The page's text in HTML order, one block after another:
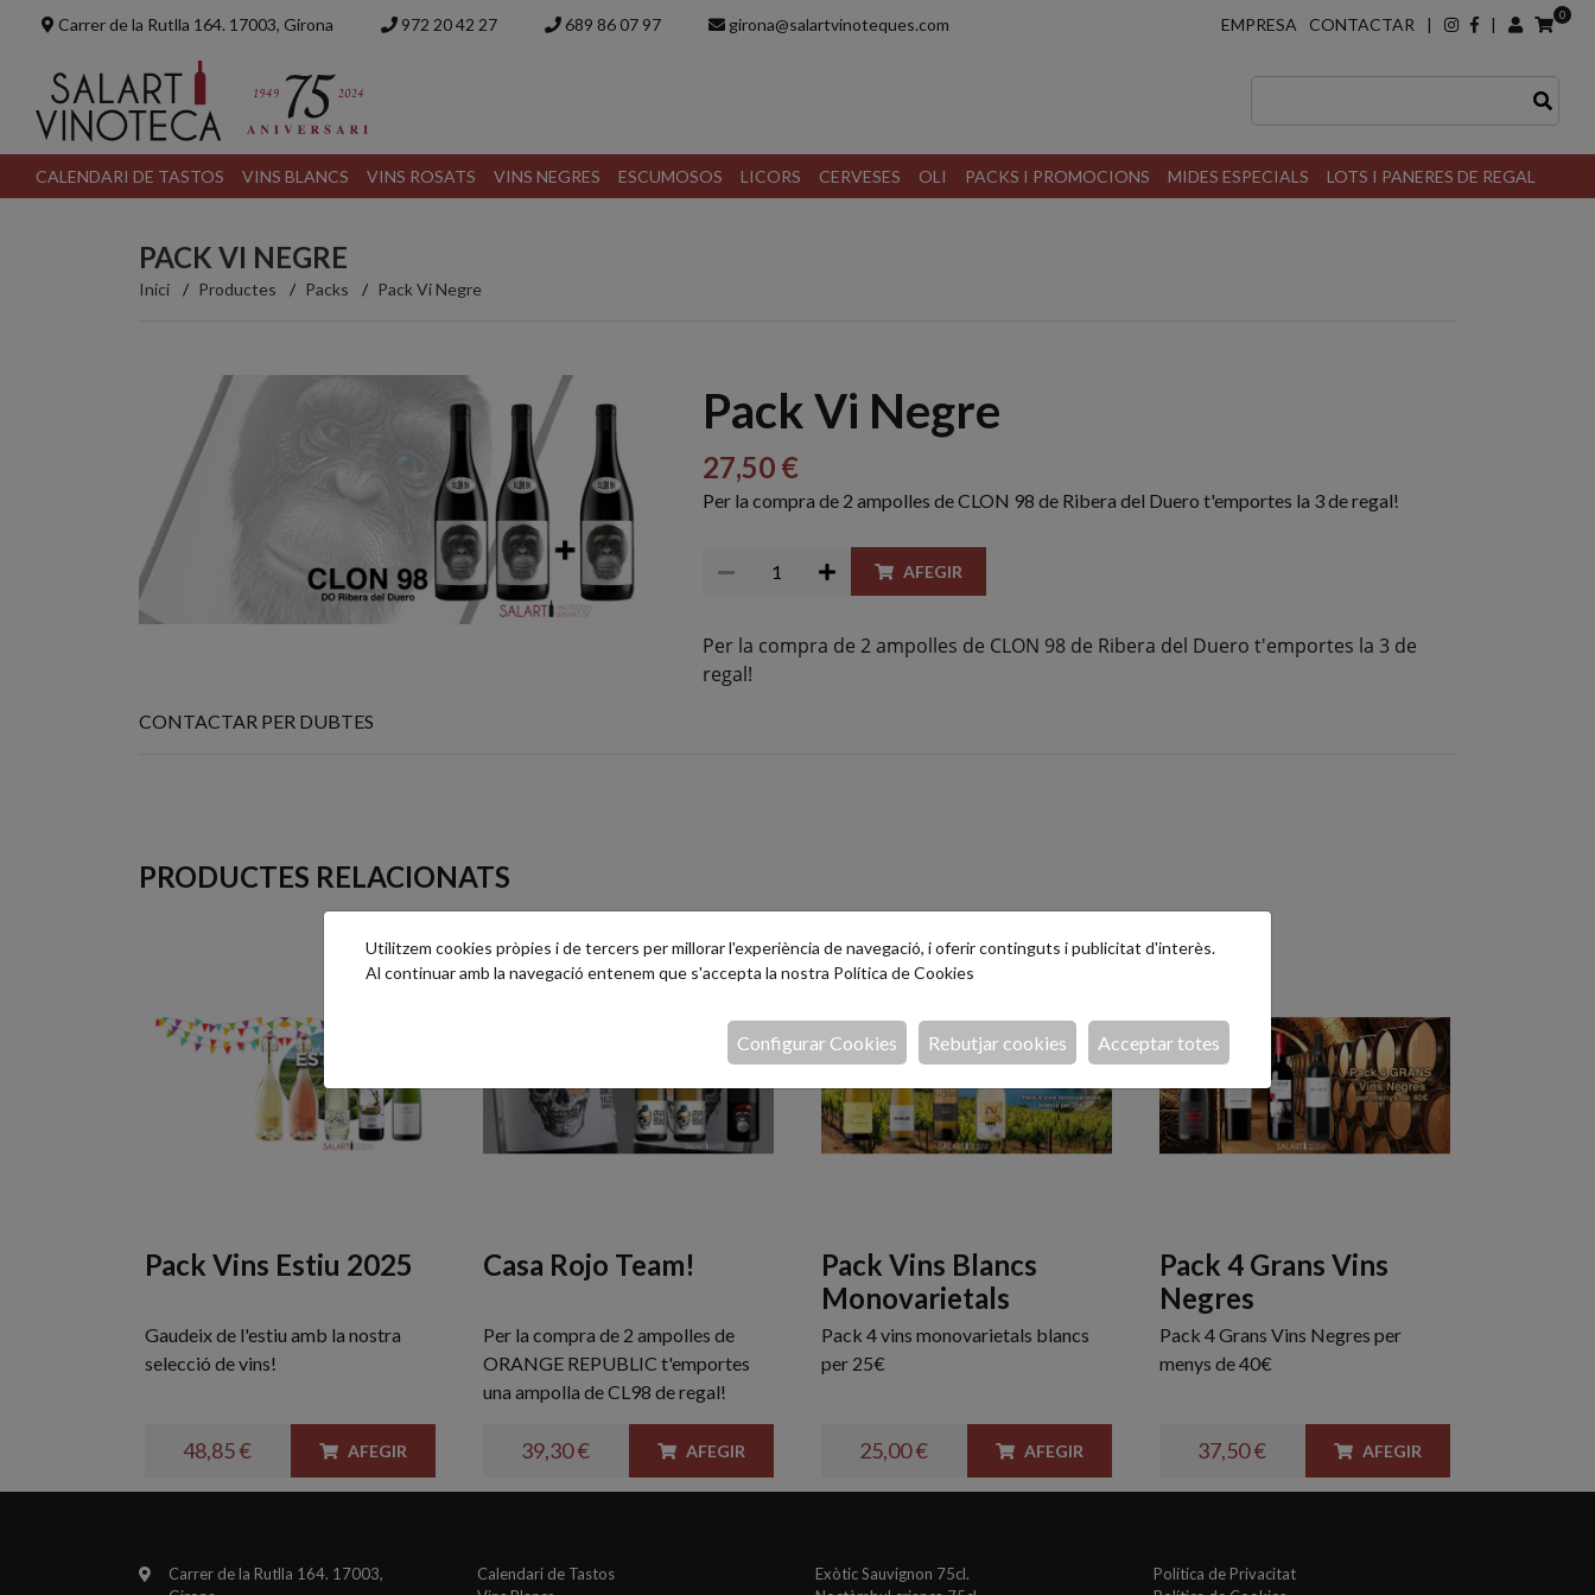
Carrer de la Rutlla 164. 17003, Girona 972 20 42 27 689 86 07 97 girona@salartvinoteques.com EMPRESA CONTACTAR | | 0
CALENDARI DE TASTOS VINS BLANCS VINS ROSATS VINS NEGRES ESCUMOSOS LICORS CERVESES OLI PACKS I PROMOCIONS MIDES ESPECIALS LOTS I PANERES DE REGAL
PACK VI NEGRE
Inici Productes Packs Pack Vi Negre
Pack Vi Negre
27,50 €
Per la compra de 2 ampolles de CLON 98 de Ribera del Duero t'emportes la 3 de regal!
AFEGIR
Per la compra de 2 ampolles de CLON 98 de Ribera del Duero t'emportes la 3 de
regal!
CONTACTAR PER DUBTES
PRODUCTES RELACIONATS
Pack Vins Estiu 2025
Gaudeix de l'estiu amb la nostra
selecció de vins!
48,85 € AFEGIR
Casa Rojo Team!
Per la compra de 2 ampolles de
ORANGE REPUBLIC t'emportes
una ampolla de CL98 de regal!
39,30 € AFEGIR
Pack Vins Blancs
Monovarietals
Pack 4 vins monovarietals blancs
per 25€
25,00 € AFEGIR
Pack 4 Grans Vins
Negres
Pack 4 Grans Vins Negres per
menys de 40€
37,50 € AFEGIR
Carrer de la Rutlla 164. 17003,
Calendari de Tastos
Exòtic Sauvignon 75cl.
Política de Privacitat
Utilitzem cookies pròpies i de tercers per millorar l'experiència de navegació, i oferir continguts i publicitat d'interès.
Al continuar amb la navegació entenem que s'accepta la nostra Política de Cookies
Acceptar totes
Rebutjar cookies
Configurar Cookies